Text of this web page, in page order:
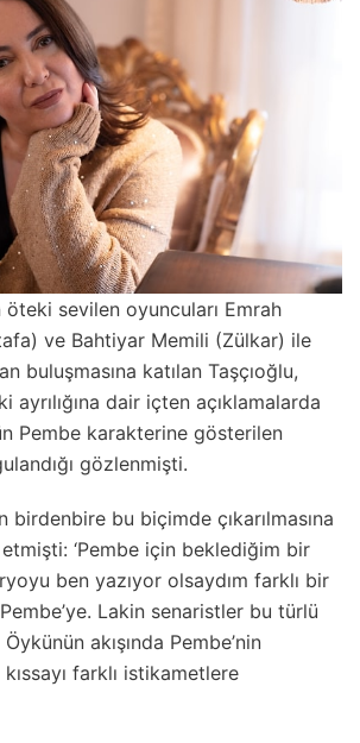
öteki sevilen oyuncuları Emrah
ve Bahtiyar Memili (Zülkar) ile
buluşmasına katılan Taşçıoğlu,
ayrılığına dair içten açıklamalarda
Pembe karakterine gösterilen
gözlenmişti.
birdenbire bu biçimde çıkarılmasına
‘Pembe için beklediğim bir
ben yazıyor olsaydım farklı bir
Lakin senaristler bu türlü
akışında Pembe’nin
farklı istikametlere